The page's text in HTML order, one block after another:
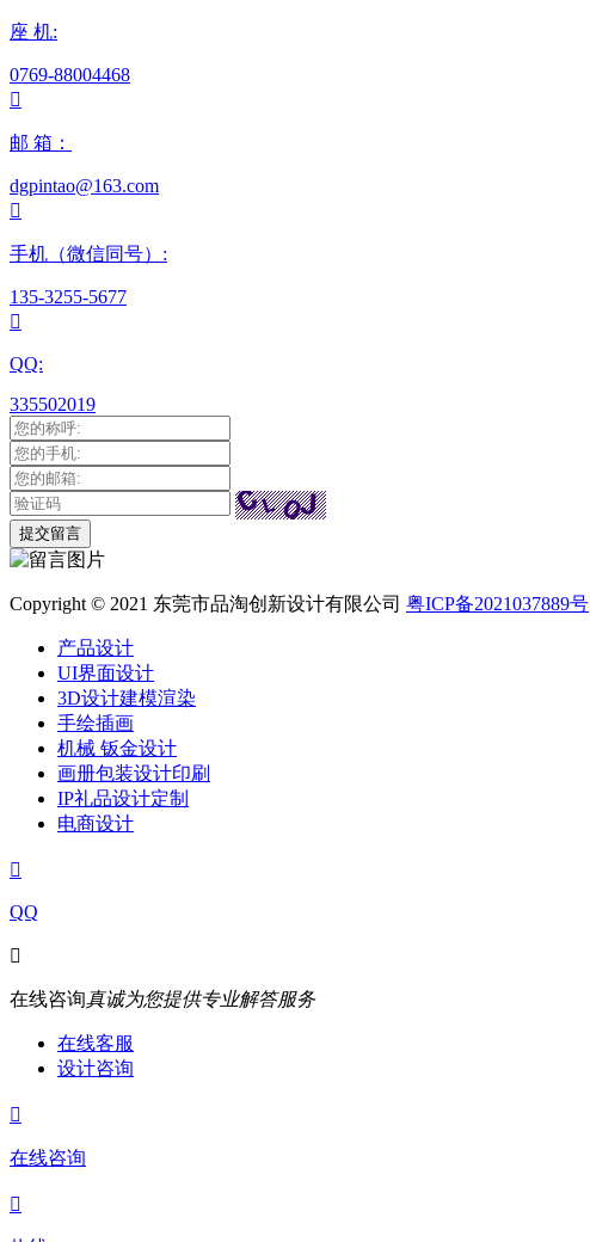
座 机:
0769-88004468

邮 箱：
dgpintao@163.com

手机（微信同号）:
135-3255-5677

QQ:
335502019
Copyright © 2021 东莞市品淘创新设计有限公司 粤ICP备2021037889号
产品设计
UI界面设计
3D设计建模渲染
手绘插画
机械 钣金设计
画册包装设计印刷
IP礼品设计定制
电商设计

QQ

在线咨询真诚为您提供专业解答服务
在线客服
设计咨询

在线咨询
